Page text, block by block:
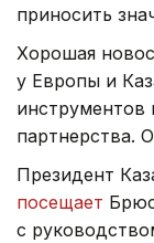
приносить
Хорошая
у Европы и
инструментов
партнерства.
Президент
посещает
с